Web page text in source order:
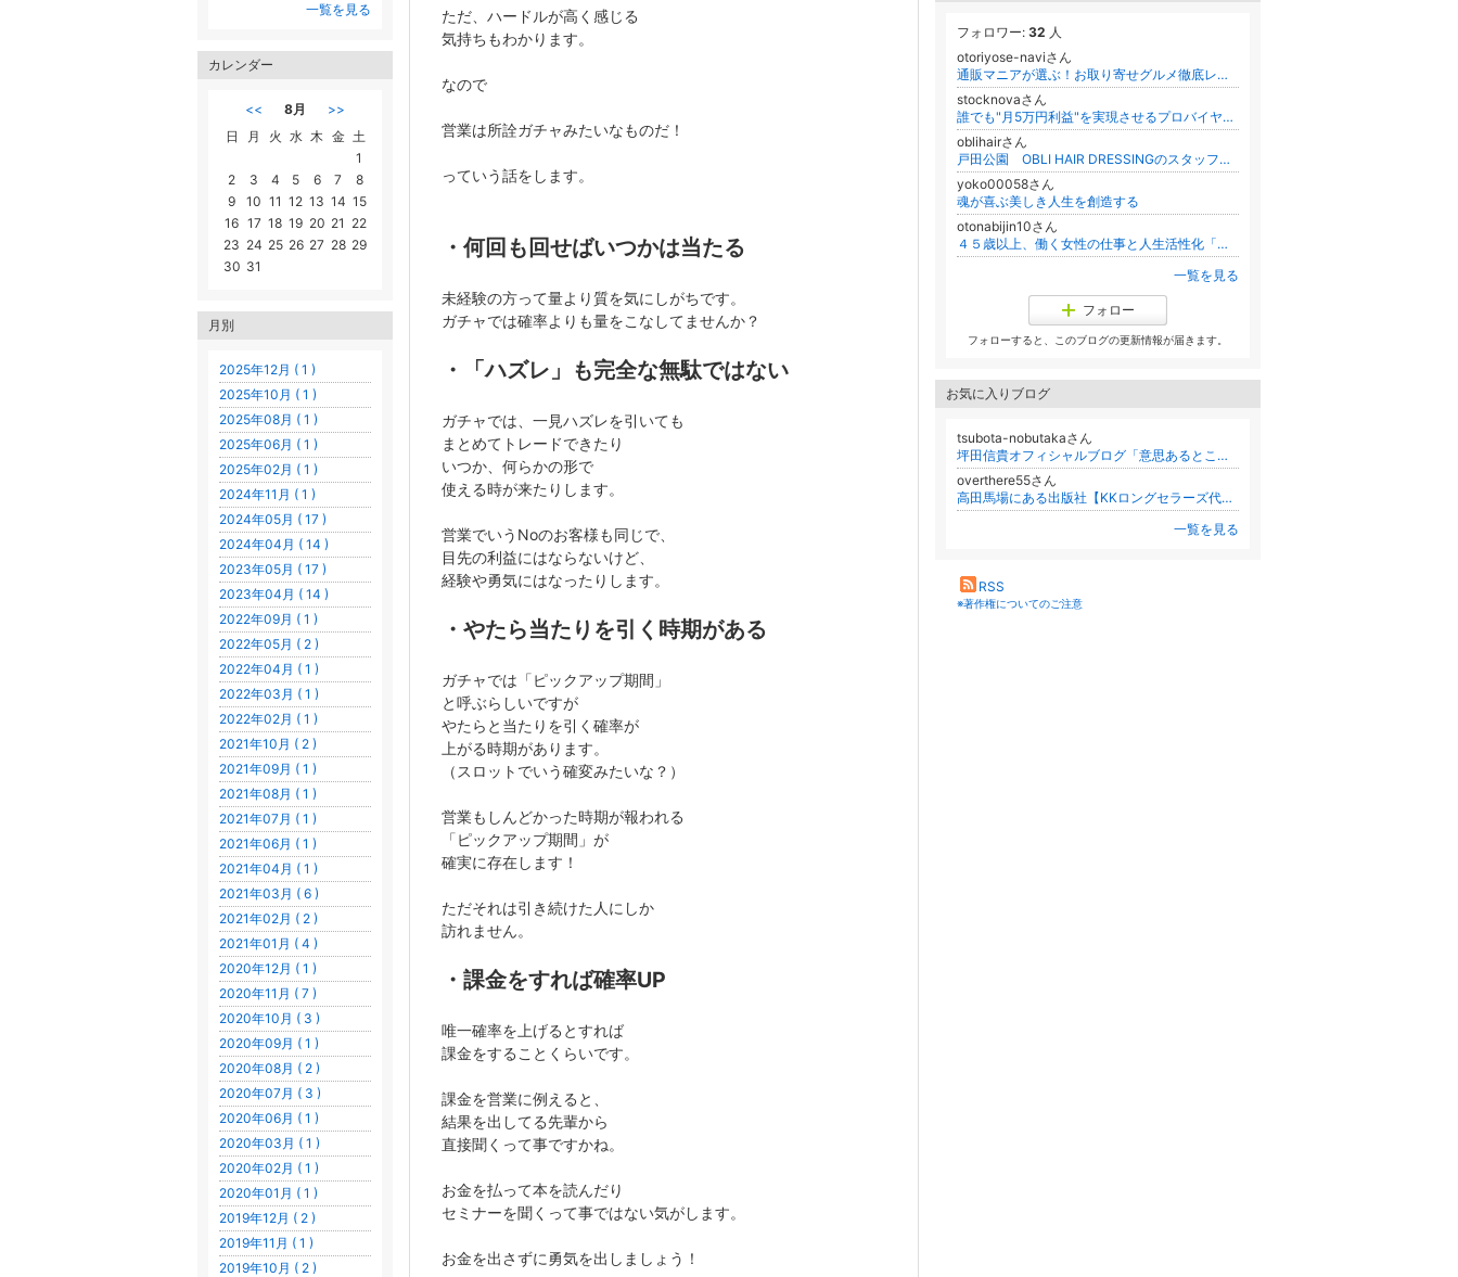
ただ、ハードルが高く感じる
気持ちもわかります。
なので
営業は所詮ガチャみたいなものだ！
っていう話をします。
・何回も回せばいつかは当たる
未経験の方って量より質を気にしがちです。
ガチャでは確率よりも量をこなしてませんか？
・「ハズレ」も完全な無駄ではない
ガチャでは、一見ハズレを引いても
まとめてトレードできたり
いつか、何らかの形で
使える時が来たりします。
営業でいうNoのお客様も同じで、
目先の利益にはならないけど、
経験や勇気にはなったりします。
・やたら当たりを引く時期がある
ガチャでは「ピックアップ期間」
と呼ぶらしいですが
やたらと当たりを引く確率が
上がる時期があります。
（スロットでいう確変みたいな？）
営業もしんどかった時期が報われる
「ピックアップ期間」が
確実に存在します！
ただそれは引き続けた人にしか
訪れません。
・課金をすれば確率UP
唯一確率を上げるとすれば
課金をすることくらいです。
課金を営業に例えると、
結果を出してる先輩から
直接聞くって事ですかね。
お金を払って本を読んだり
セミナーを聞くって事ではない気がします。
お金を出さずに勇気を出しましょう！
フォロワー: 32 人
otoriyose-naviさん
通販マニアが選ぶ！お取り寄せグルメ徹底レビュー
stocknovaさん
誰でも"月5万円利益"を実現させるプロバイヤー【ほり】
oblihairさん
戸田公園 OBLI HAIR DRESSINGのスタッフブログ
yoko00058さん
魂が喜ぶ美しき人生を創造する
otonabijin10さん
４５歳以上、働く女性の仕事と人生活性化「楽しく働き、自由に楽に生きる」ための、おとな美人10年計画
一覧を見る
フォロー
フォローすると、このブログの更新情報が届きます。
お気に入りブログ
tsubota-nobutakaさん
坪田信貴オフィシャルブログ「意思あるところに道は開ける」Powered by Ameba
overthere55さん
高田馬場にある出版社【KKロングセラーズ代表 真船壮介のアメブロ】
一覧を見る
RSS
※著作権についてのご注意
一覧を見る
カレンダー
<< 8月
>>
日
月 火 水 木 金 土
1
2
3 4 5 6 7
8
9
10 11 12 13 14 15
16 17 18 19 20 21 22
23 24 25 26 27 28 29
30 31
月別
2025年12月 ( 1 )
2025年10月 ( 1 )
2025年08月 ( 1 )
2025年06月 ( 1 )
2025年02月 ( 1 )
2024年11月 ( 1 )
2024年05月 ( 17 )
2024年04月 ( 14 )
2023年05月 ( 17 )
2023年04月 ( 14 )
2022年09月 ( 1 )
2022年05月 ( 2 )
2022年04月 ( 1 )
2022年03月 ( 1 )
2022年02月 ( 1 )
2021年10月 ( 2 )
2021年09月 ( 1 )
2021年08月 ( 1 )
2021年07月 ( 1 )
2021年06月 ( 1 )
2021年04月 ( 1 )
2021年03月 ( 6 )
2021年02月 ( 2 )
2021年01月 ( 4 )
2020年12月 ( 1 )
2020年11月 ( 7 )
2020年10月 ( 3 )
2020年09月 ( 1 )
2020年08月 ( 2 )
2020年07月 ( 3 )
2020年06月 ( 1 )
2020年03月 ( 1 )
2020年02月 ( 1 )
2020年01月 ( 1 )
2019年12月 ( 2 )
2019年11月 ( 1 )
2019年10月 ( 2 )